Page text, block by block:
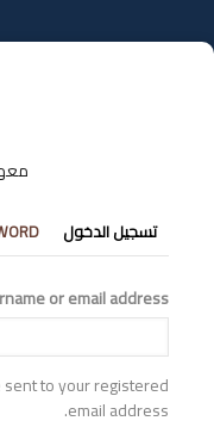
إلى
المحتوى
التبويبات
الأساسية
تسجيل الدخول
or email address
to your registered
email address.